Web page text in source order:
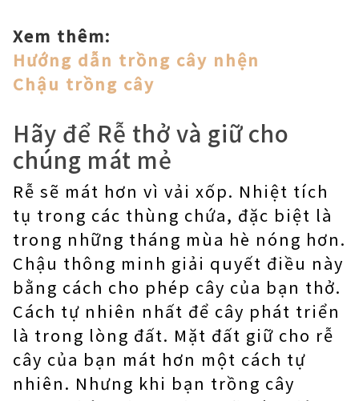
Xem thêm:
Hướng dẫn trồng cây nhện
Chậu trồng cây
Hãy để Rễ thở và giữ cho
chúng mát mẻ
Rễ sẽ mát hơn vì vải xốp. Nhiệt tích
tụ trong các thùng chứa, đặc biệt là
trong những tháng mùa hè nóng hơn.
Chậu thông minh giải quyết điều này
bằng cách cho phép cây của bạn thở.
Cách tự nhiên nhất để cây phát triển
là trong lòng đất. Mặt đất giữ cho rễ
cây của bạn mát hơn một cách tự
nhiên. Nhưng khi bạn trồng cây